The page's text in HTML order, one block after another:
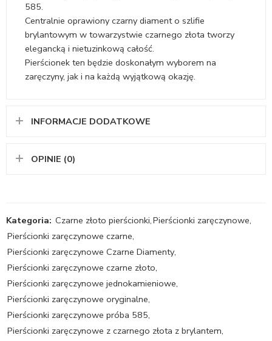
585.
Centralnie oprawiony czarny diament o szlifie
brylantowym w towarzystwie czarnego złota tworzy
elegancką i nietuzinkową całość.
Pierścionek ten będzie doskonałym wyborem na
zaręczyny, jak i na każdą wyjątkową okazję.
INFORMACJE DODATKOWE
OPINIE (0)
Kategoria: Czarne złoto pierścionki,Pierścionki zaręczynowe,
Pierścionki zaręczynowe czarne,
Pierścionki zaręczynowe Czarne Diamenty,
Pierścionki zaręczynowe czarne złoto,
Pierścionki zaręczynowe jednokamieniowe,
Pierścionki zaręczynowe oryginalne,
Pierścionki zaręczynowe próba 585,
Pierścionki zaręczynowe z czarnego złota z brylantem,